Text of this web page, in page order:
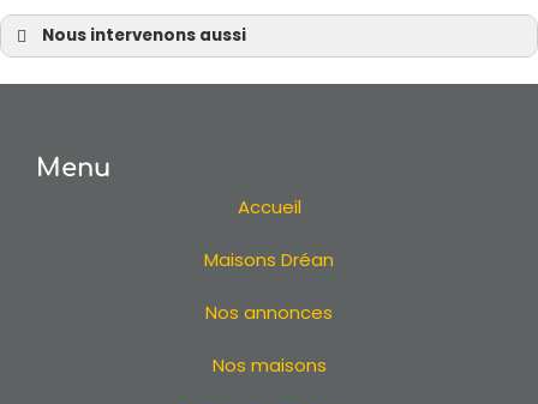
Nous intervenons aussi
Maison traditionnelle à Sautron
Maison traditionnelle à Vertou
Maison traditionnelle 44
Maison traditionnelle à La Turballe
Maison traditionnelle à Batz-sur-Mer
Menu
Accueil
Maisons Dréan
Nos annonces
Nos maisons